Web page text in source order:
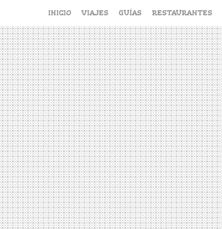
contenido
INICIO VIAJES GUÍAS RESTAURANTES